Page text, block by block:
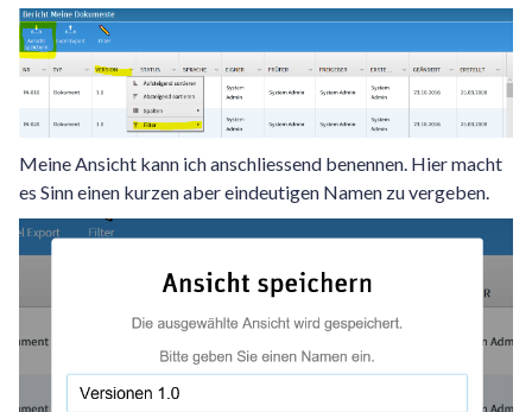
Meine Ansicht kann ich anschliessend benennen. Hier macht
es Sinn einen kurzen aber eindeutigen Namen zu vergeben.